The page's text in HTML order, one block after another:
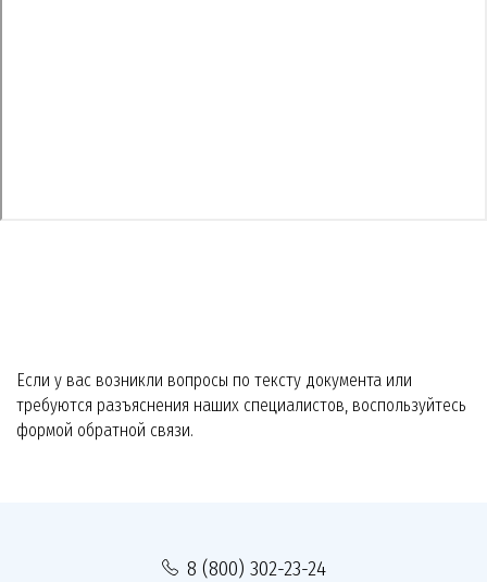
Если у вас возникли вопросы по тексту документа или
требуются разъяснения наших специалистов, воспользуйтесь
формой обратной связи.
8 (800) 302-23-24